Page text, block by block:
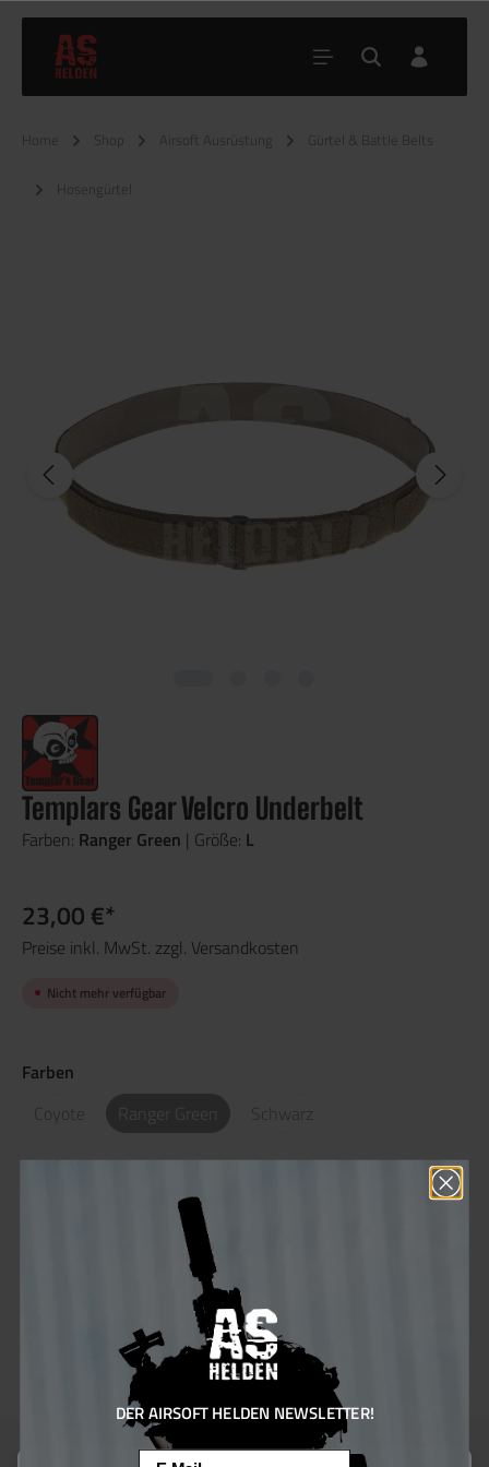
Home Shop Airsoft Ausrüstung Gürtel & Battle Belts
Hosengürtel
Templars Gear Velcro Underbelt
Farben: Ranger Green | Größe: L
23,00 €*
Preise inkl. MwSt. zzgl. Versandkosten
Nicht mehr verfügbar
Farben
Coyote
Ranger Green Schwarz
L
104918.9
Templar's Gear
Sie erhalten 23 Bonus Punkte für diese Bestellung
DER AIRSOFT HELDEN NEWSLETTER!